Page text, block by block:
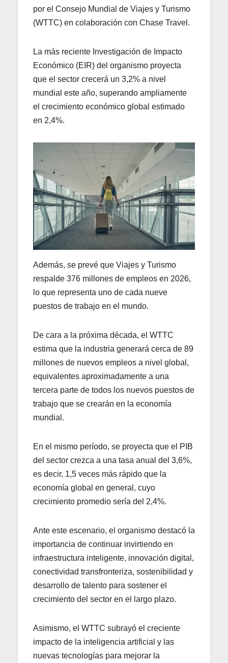
por el Consejo Mundial de Viajes y Turismo
(WTTC) en colaboración con Chase Travel.
La más reciente Investigación de Impacto
Económico (EIR) del organismo proyecta
que el sector crecerá un 3,2% a nivel
mundial este año, superando ampliamente
el crecimiento económico global estimado
en 2,4%.
Además, se prevé que Viajes y Turismo
respalde 376 millones de empleos en 2026,
lo que representa uno de cada nueve
puestos de trabajo en el mundo.
De cara a la próxima década, el WTTC
estima que la industria generará cerca de 89
millones de nuevos empleos a nivel global,
equivalentes aproximadamente a una
tercera parte de todos los nuevos puestos de
trabajo que se crearán en la economía
mundial.
En el mismo período, se proyecta que el PIB
del sector crezca a una tasa anual del 3,6%,
es decir, 1,5 veces más rápido que la
economía global en general, cuyo
crecimiento promedio sería del 2,4%.
Ante este escenario, el organismo destacó la
importancia de continuar invirtiendo en
infraestructura inteligente, innovación digital,
conectividad transfronteriza, sostenibilidad y
desarrollo de talento para sostener el
crecimiento del sector en el largo plazo.
Asimismo, el WTTC subrayó el creciente
impacto de la inteligencia artificial y las
nuevas tecnologías para mejorar la